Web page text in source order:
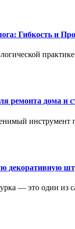
Гибкость и
ремонта дома и
инструмент
декоративную
— это один из